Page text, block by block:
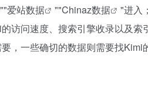
""爱站数据 ""Chinaz数据
"进入；
访问速度、搜索引擎收录以及索
，一些确切的数据则需要找Kimi